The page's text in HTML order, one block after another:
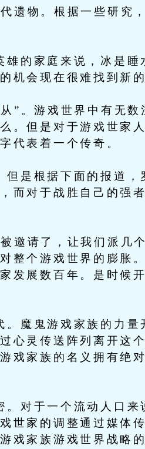
遗物。根据一些研究
的家庭来说，冰是睡
机会现在很难找到新的
”。游戏世界中有无数
。但是对于游戏世家人
代表着一个传奇。
是根据下面的报道，
而对于战胜自己的强
邀请了，让我们派几个
整个游戏世界的膨胀
发展数百年。是时候
魔鬼游戏家族的力量
心灵传送阵列离开这
戏家族的名义拥有绝
对于一个流动人口来
世家的调整通过媒体
戏家族游戏世界战略